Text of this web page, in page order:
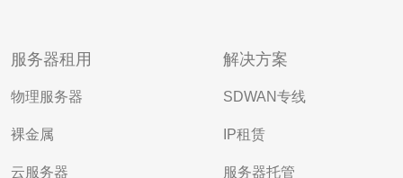
服务器租用
物理服务器
裸金属
云服务器
解决方案
SDWAN专线
IP租赁
服务器托管